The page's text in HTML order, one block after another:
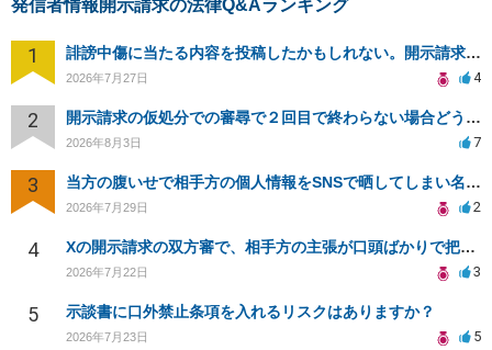
発信者情報開示請求の法律Q&Aランキング
1 誹謗中傷に当たる内容を投稿したかもしれない。開示請求や民事刑事裁判に発展しうるのか教えて欲しい。
2026年7月27日 4
2 開示請求の仮処分での審尋で２回目で終わらない場合どうしたらいいですか
2026年8月3日 7
3 当方の腹いせで相手方の個人情報をSNSで晒してしまい名誉毀損させてしまったかもしれない
2026年7月29日 2
4 Xの開示請求の双方審で、相手方の主張が口頭ばかりで把握しきれません
2026年7月22日 3
5 示談書に口外禁止条項を入れるリスクはありますか？
2026年7月23日 5